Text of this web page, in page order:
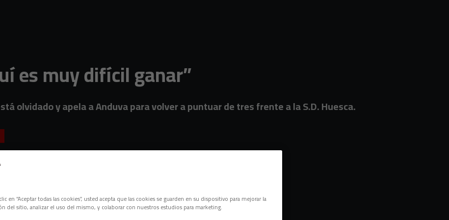
es muy difícil ganar”
olvidado y apela a Anduva para volver a puntuar de tres frente a la S.D. Huesca.
en “Aceptar todas las cookies”, usted acepta que las cookies se guarden en su dispositivo para mejorar la
del sitio, analizar el uso del mismo, y colaborar con nuestros estudios para marketing.